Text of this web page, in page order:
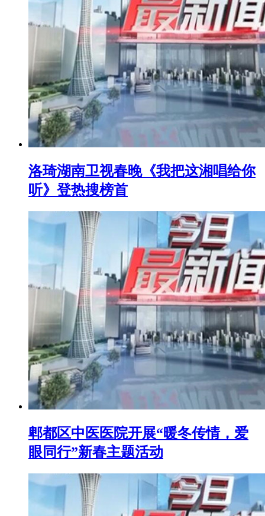
洛琦湖南卫视春晚《我把这湘唱给你
听》登热搜榜首
郫都区中医医院开展“暖冬传情，爱
眼同行”新春主题活动